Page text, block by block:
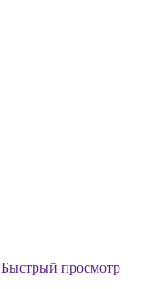
Быстрый просмотр